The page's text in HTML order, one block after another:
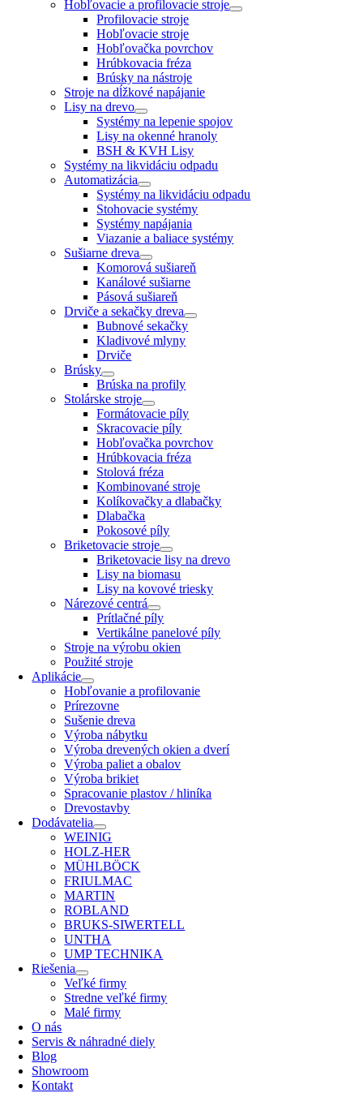
Hobľovacie a profilovacie stroje
Profilovacie stroje
Hobľovacie stroje
Hobľovačka povrchov
Hrúbkovacia fréza
Brúsky na nástroje
Stroje na dĺžkové napájanie
Lisy na drevo
Systémy na lepenie spojov
Lisy na okenné hranoly
BSH & KVH Lisy
Systémy na likvidáciu odpadu
Automatizácia
Systémy na likvidáciu odpadu
Stohovacie systémy
Systémy napájania
Viazanie a baliace systémy
Sušiarne dreva
Komorová sušiareň
Kanálové sušiarne
Pásová sušiareň
Drviče a sekačky dreva
Bubnové sekačky
Kladivové mlyny
Drviče
Brúsky
Brúska na profily
Stolárske stroje
Formátovacie píly
Skracovacie píly
Hobľovačka povrchov
Hrúbkovacia fréza
Stolová fréza
Kombinované stroje
Kolíkovačky a dlabačky
Dlabačka
Pokosové píly
Briketovacie stroje
Briketovacie lisy na drevo
Lisy na biomasu
Lisy na kovové triesky
Nárezové centrá
Prítlačné píly
Vertikálne panelové píly
Stroje na výrobu okien
Použité stroje
Aplikácie
Hobľovanie a profilovanie
Prírezovne
Sušenie dreva
Výroba nábytku
Výroba drevených okien a dverí
Výroba paliet a obalov
Výroba brikiet
Spracovanie plastov / hliníka
Drevostavby
Dodávatelia
WEINIG
HOLZ-HER
MÜHLBÖCK
FRIULMAC
MARTIN
ROBLAND
BRUKS-SIWERTELL
UNTHA
UMP TECHNIKA
Riešenia
Veľké firmy
Stredne veľké firmy
Malé firmy
O nás
Servis & náhradné diely
Blog
Showroom
Kontakt